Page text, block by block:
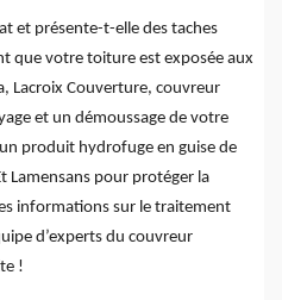
et présente-t-elle des taches
que votre toiture est exposée aux
Lacroix Couverture, couvreur
et un démoussage de votre
produit hydrofuge en guise de
Lamensans pour protéger la
informations sur le traitement
d’experts du couvreur
!